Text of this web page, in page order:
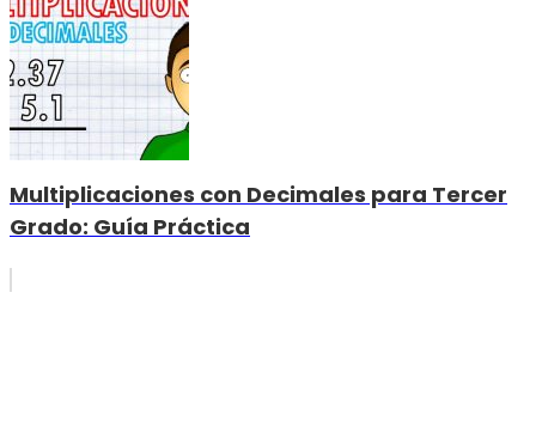
Multiplicaciones con Decimales para Tercer
Grado: Guía Práctica